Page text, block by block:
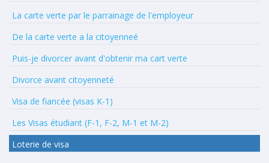
La carte verte par le parrainage de l'employeur
De la carte verte a la citoyenneé
Puis-je divorcer avant d'obtenir ma cart verte
Divorce avant citoyenneté
Visa de fiancée (visas K-1)
Les Visas étudiant (F-1, F-2, M-1 et M-2)
Loterie de visa